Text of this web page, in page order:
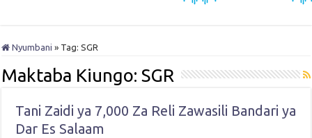
Nyumbani » Tag:SGR
Maktaba Kiungo:SGR
Tani Zaidi ya 7,000 Za Reli Zawasili Bandari ya
Dar Es Salaam